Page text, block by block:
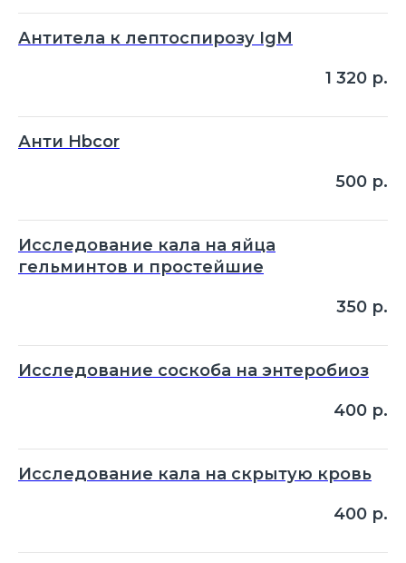
Антитела к лептоспирозу IgM
1 320 р.
Анти Hbcor
500 р.
Исследование кала на яйца
гельминтов и простейшие
350 р.
Исследование соскоба на энтеробиоз
400 р.
Исследование кала на скрытую кровь
400 р.